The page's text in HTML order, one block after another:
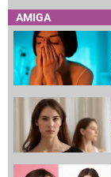
AMIGA